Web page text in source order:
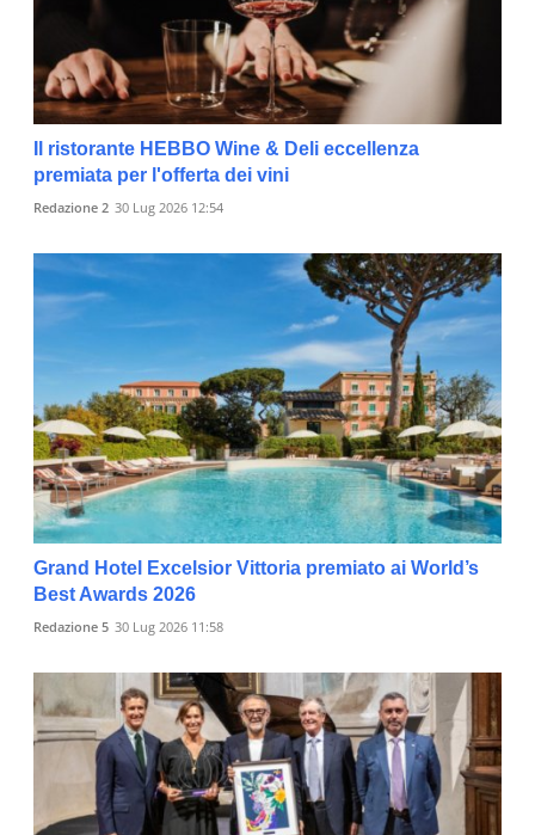
Il ristorante HEBBO Wine & Deli eccellenza
premiata per l'offerta dei vini
Redazione 2 30 Lug 2026 12:54
Grand Hotel Excelsior Vittoria premiato ai World’s
Best Awards 2026
Redazione 5 30 Lug 2026 11:58